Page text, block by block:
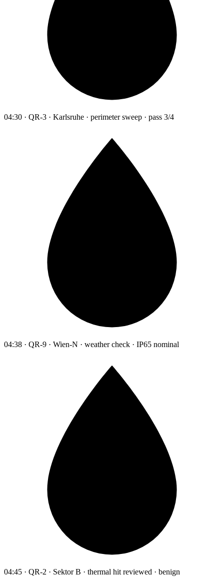
04:30 · QR-3 · Karlsruhe · perimeter sweep · pass 3/4
04:38 · QR-9 · Wien-N · weather check · IP65 nominal
04:45 · QR-2 · Sektor B · thermal hit reviewed · benign